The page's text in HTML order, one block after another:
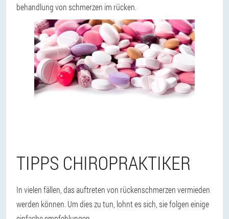
behandlung von schmerzen im rücken.
TIPPS CHIROPRAKTIKER
In vielen fällen, das auftreten von rückenschmerzen vermieden
werden können. Um dies zu tun, lohnt es sich, sie folgen einige